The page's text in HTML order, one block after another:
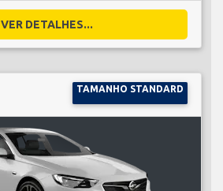
VER DETALHES...
TAMANHO STANDARD